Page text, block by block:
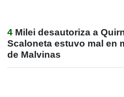
4 Milei desautoriza a
Scaloneta estuvo mal en
de Malvinas